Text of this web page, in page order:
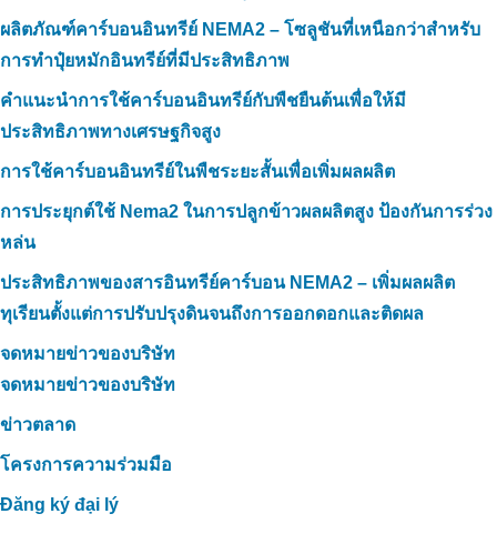
ผลิตภัณฑ์คาร์บอนอินทรีย์ NEMA2 – โซลูชันที่เหนือกว่าสำหรับ
การทำปุ๋ยหมักอินทรีย์ที่มีประสิทธิภาพ
คำแนะนำการใช้คาร์บอนอินทรีย์กับพืชยืนต้นเพื่อให้มี
ประสิทธิภาพทางเศรษฐกิจสูง
การใช้คาร์บอนอินทรีย์ในพืชระยะสั้นเพื่อเพิ่มผลผลิต
การประยุกต์ใช้ Nema2 ในการปลูกข้าวผลผลิตสูง ป้องกันการร่วง
หล่น
ประสิทธิภาพของสารอินทรีย์คาร์บอน NEMA2 – เพิ่มผลผลิต
ทุเรียนตั้งแต่การปรับปรุงดินจนถึงการออกดอกและติดผล
จดหมายข่าวของบริษัท
จดหมายข่าวของบริษัท
ข่าวตลาด
โครงการความร่วมมือ
Đăng ký đại lý